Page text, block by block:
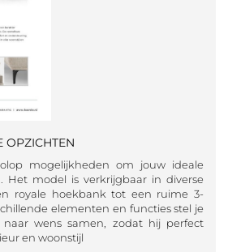
OPZICHTEN
mogelijkheden om jouw ideale
Het model is verkrijgbaar in diverse
royale hoekbank tot een ruime 3-
elementen en functies stel je
wens samen, zodat hij perfect
en woonstijl